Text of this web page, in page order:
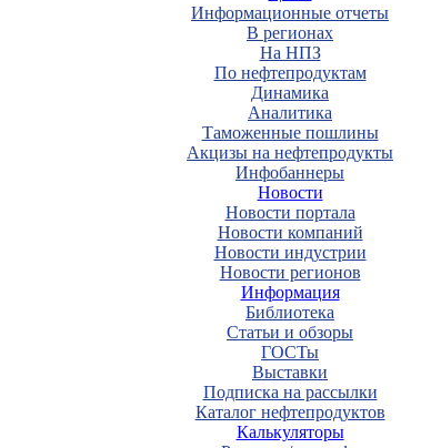
Информационные отчеты
В регионах
На НПЗ
По нефтепродуктам
Динамика
Аналитика
Таможенные пошлины
Акцизы на нефтепродукты
Инфобаннеры
Новости
Новости портала
Новости компаний
Новости индустрии
Новости регионов
Информация
Библиотека
Статьи и обзоры
ГОСТы
Выставки
Подписка на рассылки
Каталог нефтепродуктов
Калькуляторы